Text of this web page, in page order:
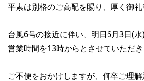
平素は別格のご高配を賜り、厚く御礼
台風6号の接近に伴い、明日6月3日(水
営業時間を13時からとさせていただき
ご不便をおかけしますが、何卒ご理